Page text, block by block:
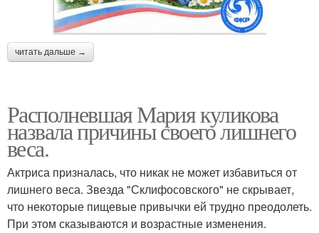
читать дальше →
Располневшая Мария куликова
назвала причины своего лишнего
веса.
Актриса призналась, что никак не может избавиться от
лишнего веса. Звезда "Склифосовского" не скрывает,
что некоторые пищевые привычки ей трудно преодолеть.
При этом сказываются и возрастные изменения.